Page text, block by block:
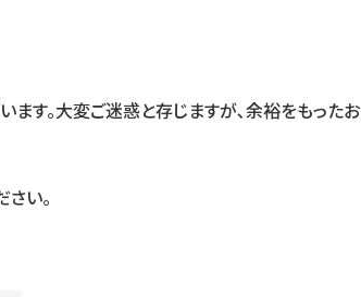
す。大変ご迷惑と存じますが､余裕をもったお
い。